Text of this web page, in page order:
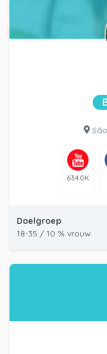
634.0K
Doelgroep
18-35 / 10 % vrouw